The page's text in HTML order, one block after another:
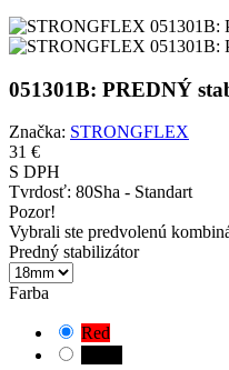
051301B: PREDNÝ
Značka: STRONGFLEX
31 €
S DPH
Tvrdosť: 80Sha - Standart
Pozor!
Vybrali ste predvolenú
Predný stabilizátor
Farba
Red